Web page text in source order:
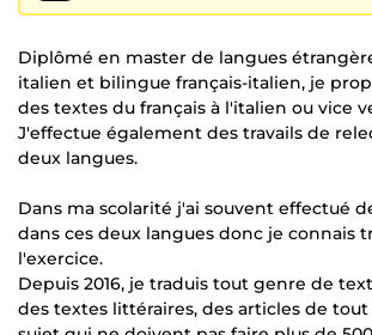
Diplômé en master de langues
italien et bilingue français-italien, je
des textes du français à l'italien ou vice
J'effectue également des travails de
deux langues.
Dans ma scolarité j'ai souvent effectué
dans ces deux langues donc je connais
l'exercice.
Depuis 2016, je traduis tout genre de
des textes littéraires, des articles de